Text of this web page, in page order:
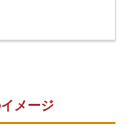
メージ